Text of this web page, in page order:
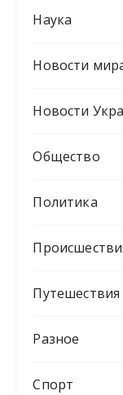
Наука
Новости
Новости
Общество
Политика
Путешествия
Разное
Спорт